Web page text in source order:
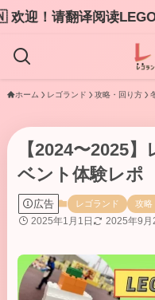
ホーム レゴランド 攻略・回り方
【2024〜2025
ベント体験レポ
広告 レゴランド 攻略
2025年1月1日 2025年9月